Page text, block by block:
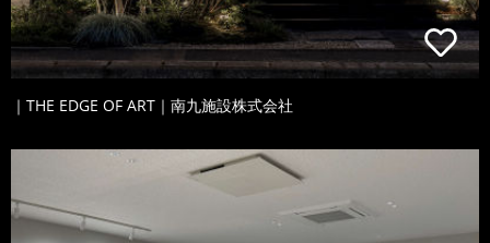
｜THE EDGE OF ART｜南九施設株式会社